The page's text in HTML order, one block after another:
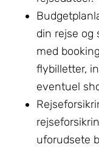
din rejse og
med
flybilletter,
eventuel
uforudsete